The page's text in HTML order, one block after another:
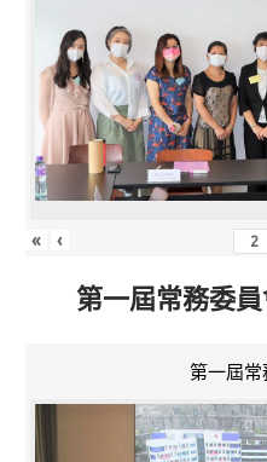
« ‹
第一屆常務委
第一屆常